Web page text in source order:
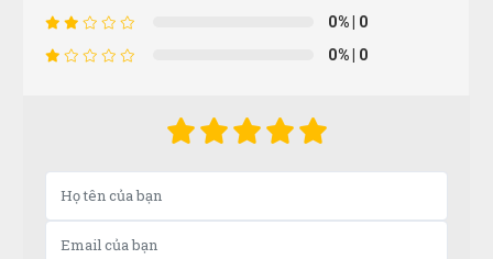
0%| 0
0%| 0
CT
(Đánh giá 1 năm trước)
CH
Cao Văn Hùng